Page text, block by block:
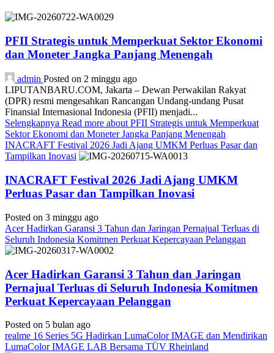
PFII Strategis untuk Memperkuat Sektor Ekonomi
dan Moneter Jangka Panjang Menengah
admin Posted on 2 minggu ago
LIPUTANBARU.COM, Jakarta – Dewan Perwakilan Rakyat
(DPR) resmi mengesahkan Rancangan Undang-undang Pusat
Finansial Internasional Indonesia (PFII) menjadi...
Selengkapnya Read more about PFII Strategis untuk Memperkuat
Sektor Ekonomi dan Moneter Jangka Panjang Menengah
INACRAFT Festival 2026 Jadi Ajang UMKM Perluas Pasar dan
Tampilkan Inovasi
INACRAFT Festival 2026 Jadi Ajang UMKM
Perluas Pasar dan Tampilkan Inovasi
Posted on 3 minggu ago
Acer Hadirkan Garansi 3 Tahun dan Jaringan Pernajual Terluas di
Seluruh Indonesia Komitmen Perkuat Kepercayaan Pelanggan
Acer Hadirkan Garansi 3 Tahun dan Jaringan
Pernajual Terluas di Seluruh Indonesia Komitmen
Perkuat Kepercayaan Pelanggan
Posted on 5 bulan ago
realme 16 Series 5G Hadirkan LumaColor IMAGE dan Mendirikan
LumaColor IMAGE LAB Bersama TÜV Rheinland